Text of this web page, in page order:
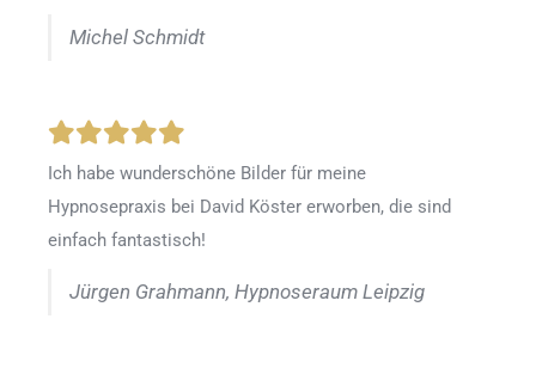
Michel Schmidt
Ich habe wunderschöne Bilder für meine
Hypnosepraxis bei David Köster erworben, die sind
einfach fantastisch!
Jürgen Grahmann, Hypnoseraum Leipzig